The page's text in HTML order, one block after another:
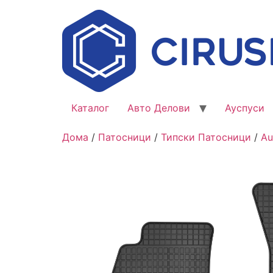
Каталог Авто Делови Ауспуси
Дома / Патосници / Типски Патосници /